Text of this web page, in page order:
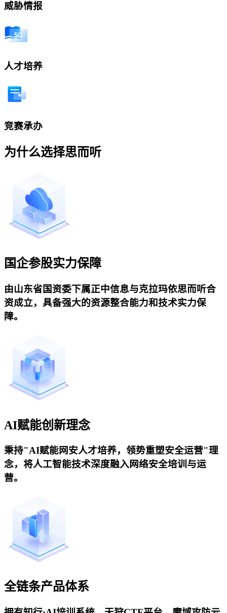
威胁情报
人才培养
竞赛承办
为什么选择思而听
国企参股实力保障
由山东省国资委下属正中信息与克拉玛依思而听合
资成立，具备强大的资源整合能力和技术实力保
障。
AI赋能创新理念
秉持"AI赋能网安人才培养，领势重塑安全运营"理
念，将人工智能技术深度融入网络安全培训与运
营。
全链条产品体系